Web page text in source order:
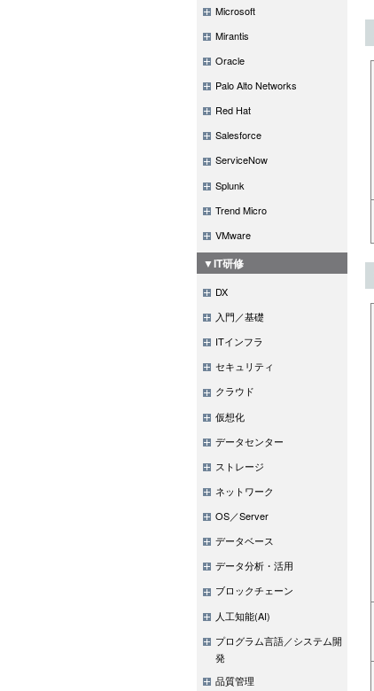
Microsoft
Mirantis
Oracle
Palo Alto Networks
Red Hat
Salesforce
ServiceNow
Splunk
Trend Micro
VMware
▼IT研修
DX
入門／基礎
ITインフラ
セキュリティ
クラウド
仮想化
データセンター
ストレージ
ネットワーク
OS／Server
データベース
データ分析・活用
ブロックチェーン
人工知能(AI)
プログラム言語／システム開
発
品質管理